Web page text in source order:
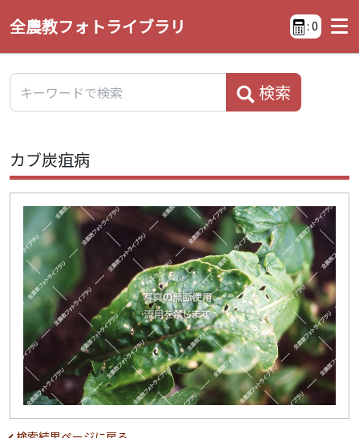
全農教フォトライブラリ : 0
検索
カブ炭疽病